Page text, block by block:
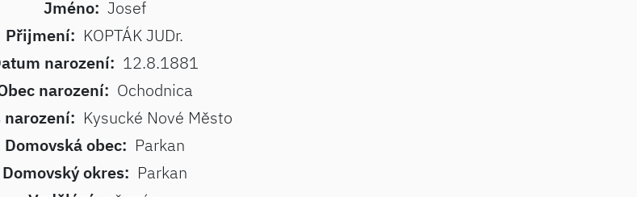
Jméno: Josef
Přijmení: KOPTÁK JUDr.
narození: 12.8.1881
narození: Ochodnica
narození: Kysucké Nové Město
Domovská obec: Parkan
Domovský okres: Parkan